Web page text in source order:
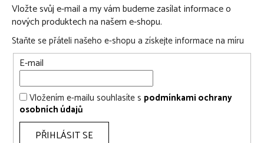
Vložte svůj e-mail a my vám budeme zasílat informace o
nových produktech na našem e-shopu.
Staňte se přáteli našeho e-shopu a získejte informace na míru
E-mail
Vložením e-mailu souhlasíte s podmínkami ochrany
osobních údajů
PŘIHLÁSIT SE